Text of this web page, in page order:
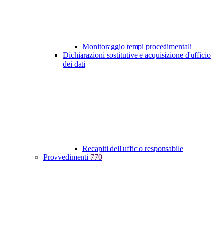
Monitoraggio tempi procedimentali
Dichiarazioni sostitutive e acquisizione d'ufficio
dei dati
Recapiti dell'ufficio responsabile
Provvedimenti 770